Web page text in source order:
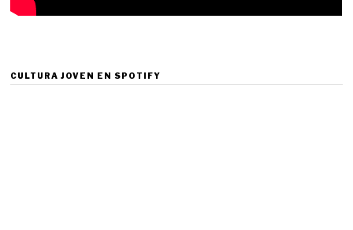
CULTURA JOVEN EN SPOTIFY